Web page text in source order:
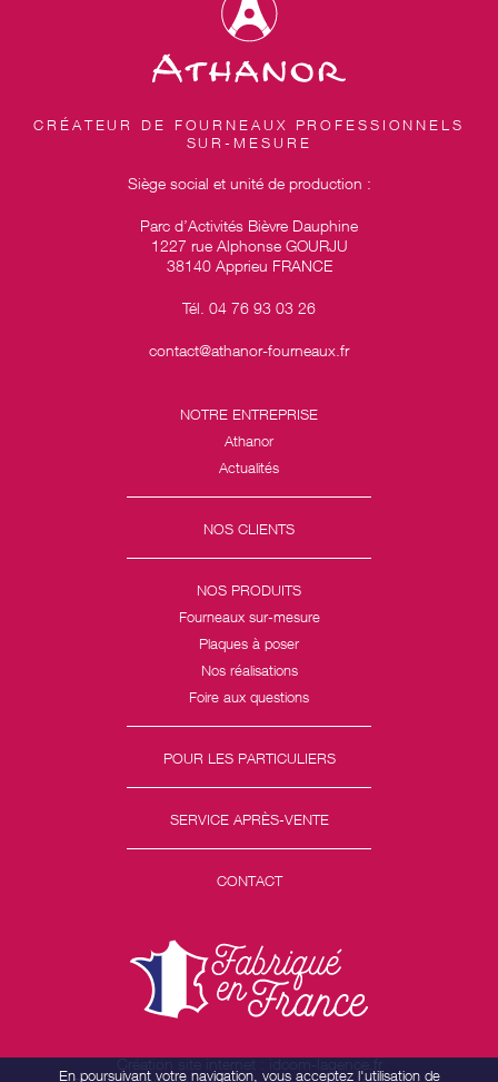
CRÉATEUR DE FOURNEAUX PROFESSIONNELS
SUR-MESURE
Siège social et unité de production :
Parc d’Activités Bièvre Dauphine
1227 rue Alphonse GOURJU
38140 Apprieu FRANCE
Tél. 04 76 93 03 26
contact@athanor-fourneaux.fr
NOTRE ENTREPRISE
Athanor
Actualités
NOS CLIENTS
NOS PRODUITS
Fourneaux sur-mesure
Plaques à poser
Nos réalisations
Foire aux questions
POUR LES PARTICULIERS
SERVICE APRÈS-VENTE
CONTACT
Création site internet : idcom-lagence.fr
En poursuivant votre navigation, vous acceptez l'utilisation de